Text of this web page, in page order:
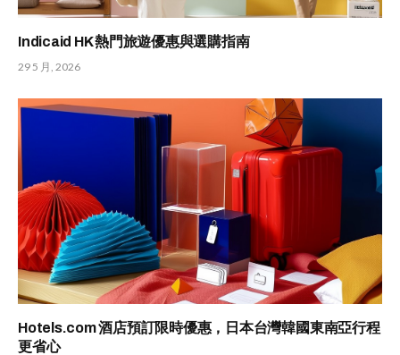
Indicaid HK 熱門旅遊優惠與選購指南
29 5 月, 2026
Hotels.com 酒店預訂限時優惠，日本台灣韓國東南亞行程
更省心